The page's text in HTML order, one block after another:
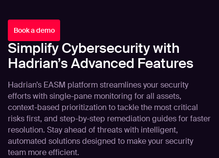
Simplify Cybersecurity with
Hadrian’s Advanced Features
Hadrian’s EASM platform streamlines your security
efforts with single-pane monitoring for all assets,
context-based prioritization to tackle the most critical
risks first, and step-by-step remediation guides for faster
resolution. Stay ahead of threats with intelligent,
automated solutions designed to make your security
team more efficient.
Book a demo